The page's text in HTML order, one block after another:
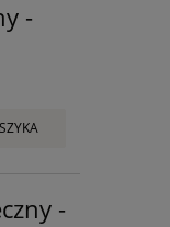
-
-